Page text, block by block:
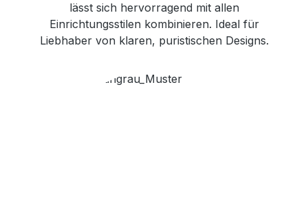
lässt sich hervorragend mit allen
Einrichtungsstilen kombinieren. Ideal für
Liebhaber von klaren, puristischen Designs.